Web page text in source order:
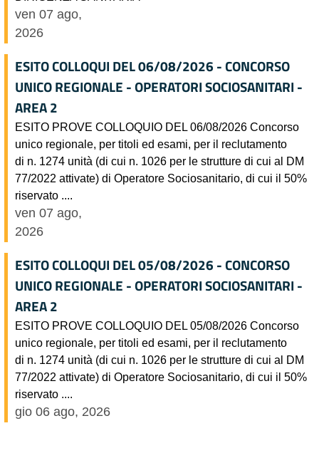
ven 07 ago,
2026
ESITO COLLOQUI DEL 06/08/2026 - CONCORSO
UNICO REGIONALE - OPERATORI SOCIOSANITARI -
AREA 2
ESITO PROVE COLLOQUIO DEL 06/08/2026 Concorso
unico regionale, per titoli ed esami, per il reclutamento
di n. 1274 unità (di cui n. 1026 per le strutture di cui al DM
77/2022 attivate) di Operatore Sociosanitario, di cui il 50%
riservato ....
ven 07 ago,
2026
ESITO COLLOQUI DEL 05/08/2026 - CONCORSO
UNICO REGIONALE - OPERATORI SOCIOSANITARI -
AREA 2
ESITO PROVE COLLOQUIO DEL 05/08/2026 Concorso
unico regionale, per titoli ed esami, per il reclutamento
di n. 1274 unità (di cui n. 1026 per le strutture di cui al DM
77/2022 attivate) di Operatore Sociosanitario, di cui il 50%
riservato ....
gio 06 ago, 2026